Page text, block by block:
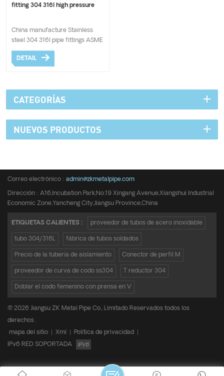
fitting 304 316l high pressure
China manufacture Stainless
steel 304 316l pipe fittings ASME
B 16.9 butt welded seamless
equal cross tee elbows for
DETAIL
CATEGORÍAS
NUEVOS PRODUCTOS
Correo electrónico : admin@zkmetalpipe.com
Dirección : A16,Incubation Park,No.19 Xingang Avenue,Xiangshui Industrial
Economic Zone,Yancheng City,Jiangsu Province,China
ETIQUETAS CALIENTES : proveedor de tubos de acero inoxidable
tubo 304/316L fábrica de tubos soldados
Precio de la tubería de aislamiento Conector de perfil M
proveedor de curva de codo ss304 T reductor 304
Doblar el codo femenino con prensa en V
© 2026 Jiangsu ZK Metal Pipe Co., Limitado Reservados todos los
derechos .
mapa del sitio
Xml Política de privacidad
IPv6 RED SOPORTADA